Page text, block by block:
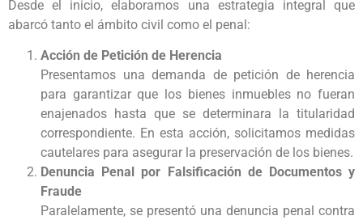
Desde el inicio, elaboramos una estrategia integral que
abarcó tanto el ámbito civil como el penal:
Acción de Petición de Herencia
Presentamos una demanda de petición de herencia
para garantizar que los bienes inmuebles no fueran
enajenados hasta que se determinara la titularidad
correspondiente. En esta acción, solicitamos medidas
cautelares para asegurar la preservación de los bienes.
Denuncia Penal por Falsificación de Documentos y
Fraude
Paralelamente, se presentó una denuncia penal contra